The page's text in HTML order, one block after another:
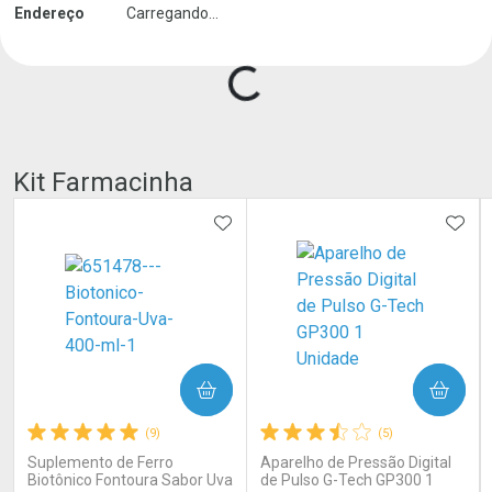
Endereço Carregando...
Kit Farmacinha
(9)
Suplemento de Ferro
Biotônico Fontoura Sabor Uva
ADICIONAR AOS FAVORITOS
COMPRAR
(5)
Aparelho de Pressão Digital
de Pulso G-Tech GP300 1
COMPRAR